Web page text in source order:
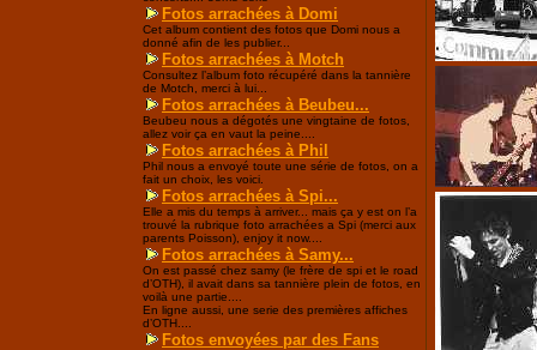
Fotos arrachées à Domi
Cet album contient des fotos que Domi nous a
donné afin de les publier...
Fotos arrachées à Motch
Consultez l’album foto récupéré dans la tannière
de Motch, merci à lui...
Fotos arrachées à Beubeu...
Beubeu nous a dégotés une vingtaine de fotos,
allez voir ça en vaut la peine....
Fotos arrachées à Phil
Phil nous a envoyé toute une série de fotos, on a
fait un choix, les voici.
Fotos arrachées à Spi...
Elle a mis du temps à arriver... mais ça y est on l’a
trouvé la rubrique foto arrachées a Spi (merci aux
parents Poisson), enjoy it now....
Fotos arrachées à Samy...
On est passé chez samy (le frère de spi et le road
d’OTH), il avait dans sa tannière plein de fotos, en
voilà une partie....
En ligne aussi, une serie des premières affiches
d’OTH....
Fotos envoyées par des Fans